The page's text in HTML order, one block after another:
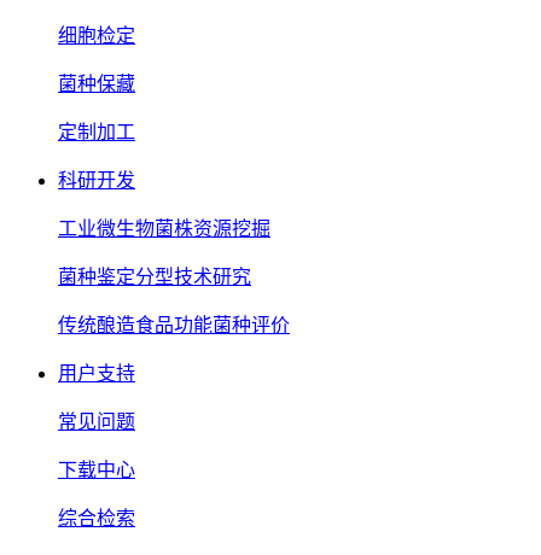
细胞检定
菌种保藏
定制加工
科研开发
工业微生物菌株资源挖掘
菌种鉴定分型技术研究
传统酿造食品功能菌种评价
用户支持
常见问题
下载中心
综合检索